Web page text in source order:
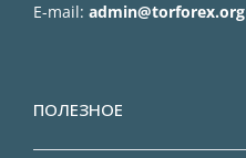
E-mail: admin@torforex.org
ПОЛЕЗНОЕ